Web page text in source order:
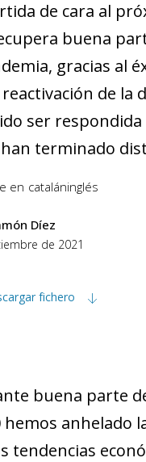
de cara al
buena
gracias al
de la
ser
terminado
en cataláninglés
Díez
de 2021
fichero
buena parte
hemos anhelado
tendencias